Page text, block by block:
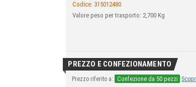
Codice: 315012480
Valore peso per trasporto: 2,700 Kg
PREZZO E CONFEZIONAMENTO
Prezzo riferito a: Confezione da 50 pezzi